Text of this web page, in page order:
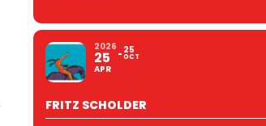
2026
25
APR
25
OCT
FRITZ SCHOLDER